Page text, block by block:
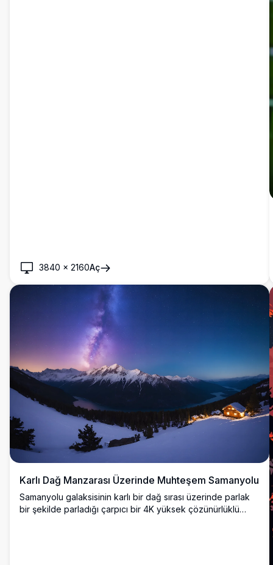
3840 × 2160Aç
Karlı Dağ Manzarası Üzerinde Muhteşem Samanyolu
Samanyolu galaksisinin karlı bir dağ sırası üzerinde parlak
bir şekilde parladığı çarpıcı bir 4K yüksek çözünürlüklü